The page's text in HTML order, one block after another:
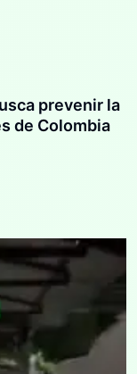
prevenir la
de Colombia